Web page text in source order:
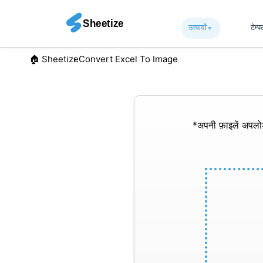
उत्पादों▾︎
🏠︎ SheetizeConvert Excel To Image
*अपनी फ़ाइलें